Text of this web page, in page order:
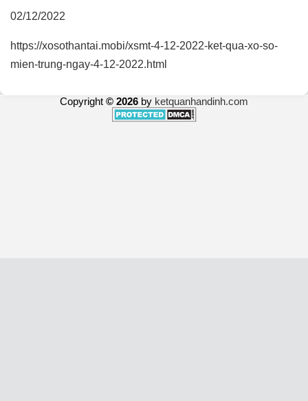
02/12/2022
https://xosothantai.mobi/xsmt-4-12-2022-ket-qua-xo-so-
mien-trung-ngay-4-12-2022.html
Copyright © 2026 by ketquanhandinh.com